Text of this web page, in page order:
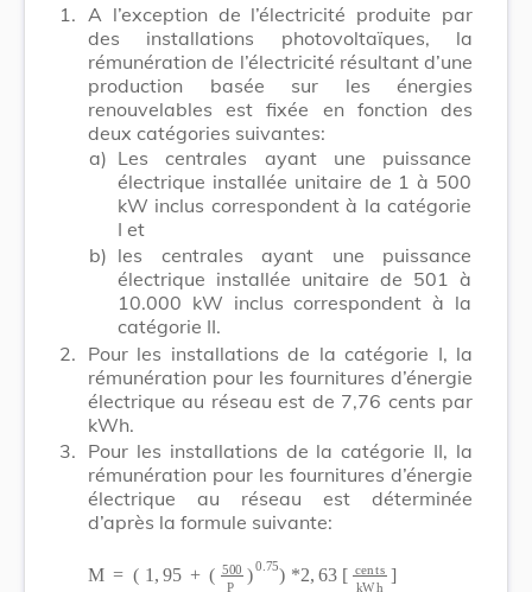
1. A l’exception de l’électricité produite par
des installations photovoltaïques, la
rémunération de l’électricité résultant d’une
production basée sur les énergies
renouvelables est fixée en fonction des
deux catégories suivantes:
a) Les centrales ayant une puissance
électrique installée unitaire de 1 à 500
kW inclus correspondent à la catégorie
I et
b) les centrales ayant une puissance
électrique installée unitaire de 501 à
10.000 kW inclus correspondent à la
catégorie II.
2. Pour les installations de la catégorie I, la
rémunération pour les fournitures d’énergie
électrique au réseau est de 7,76 cents par
kWh.
3. Pour les installations de la catégorie II, la
rémunération pour les fournitures d’énergie
électrique au réseau est déterminée
d’après la formule suivante:
M
, 95 +
( 500 P 0 75 2, 63 [ c en s k Wh ]